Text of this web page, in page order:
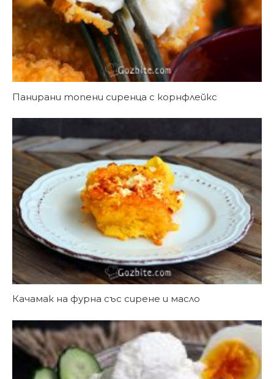
Панирани топени сиренца с корнфлейкс
Качамак на фурна със сирене и масло